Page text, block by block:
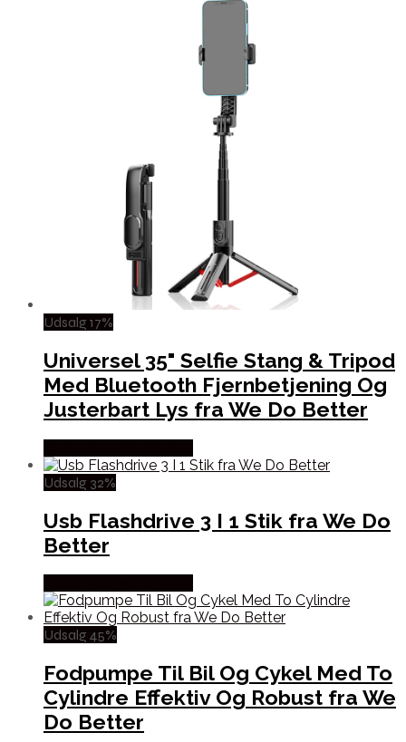
Udsalg 17%
Universel 35" Selfie Stang & Tripod
Med Bluetooth Fjernbetjening Og
Justerbart Lys fra We Do Better
Udsalg 32%
Usb Flashdrive 3 I 1 Stik fra We Do
Better
Udsalg 45%
Fodpumpe Til Bil Og Cykel Med To
Cylindre Effektiv Og Robust fra We
Do Better